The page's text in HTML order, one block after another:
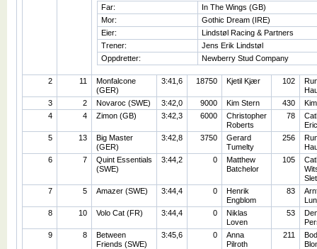
Far:
In The Wings (GB)
Mor:
Gothic Dream (IRE)
Eier:
Lindstøl Racing & Partners
Trener:
Jens Erik Lindstøl
Oppdretter:
Newberry Stud Company
2 11
Monfalcone
(GER)
3:41,6 18750 Kjetil Kjær 102
3
2 Novaroc (SWE) 3:42,0 9000 Kim Stern 430
4
4 Zimon (GB) 3:42,3 6000
Christopher
Roberts
78
5
13
Big Master
(GER)
3:42,8 3750
Gerard
Tumelty
256
6
7
Quint Essentials
(SWE)
3:44,2 0
Matthew
Batchelor
105
7
5 Amazer (SWE) 3:44,4 0
Henrik
Engblom
83
8
10 Volo Cat (FR) 3:44,4 0
Niklas
Loven
53
9
8
Between
Friends (SWE)
3:45,6 0
Anna
Pilroth
211